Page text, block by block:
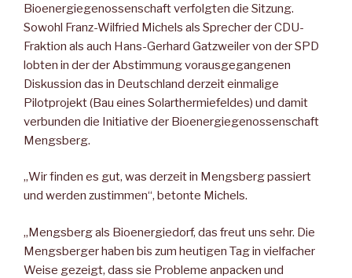
Bioenergiegenossenschaft verfolgten die Sitzung.
Sowohl Franz-Wilfried Michels als Sprecher der CDU-
Fraktion als auch Hans-Gerhard Gatzweiler von der SPD
lobten in der der Abstimmung vorausgegangenen
Diskussion das in Deutschland derzeit einmalige
Pilotprojekt (Bau eines Solarthermiefeldes) und damit
verbunden die Initiative der Bioenergiegenossenschaft
Mengsberg.
„Wir finden es gut, was derzeit in Mengsberg passiert
und werden zustimmen“, betonte Michels.
„Mengsberg als Bioenergiedorf, das freut uns sehr. Die
Mengsberger haben bis zum heutigen Tag in vielfacher
Weise gezeigt, dass sie Probleme anpacken und